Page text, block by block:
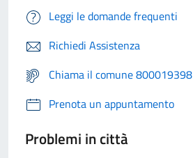
Leggi le domande frequenti
Richiedi Assistenza
Chiama il comune 800019398
Prenota un appuntamento
Problemi in città